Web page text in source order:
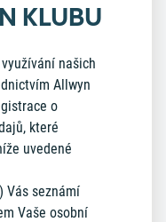
KLUBU
našich
Allwyn
o
které
uvedené
Vás seznámí
Vaše osobní